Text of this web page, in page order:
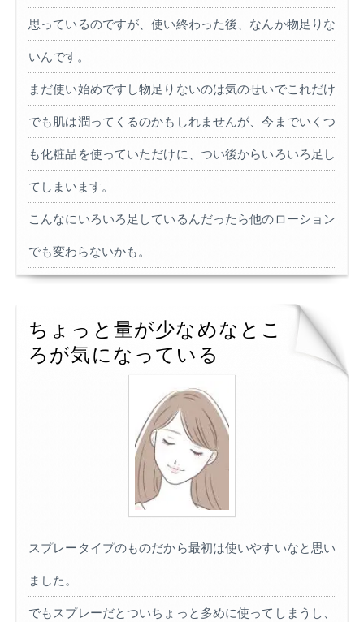
思っているのですが、使い終わった後、なんか物足りな
いんです。
まだ使い始めですし物足りないのは気のせいでこれだけ
でも肌は潤ってくるのかもしれませんが、今までいくつ
も化粧品を使っていただけに、つい後からいろいろ足し
てしまいます。
こんなにいろいろ足しているんだったら他のローション
でも変わらないかも。
ちょっと量が少なめなとこ
ろが気になっている
スプレータイプのものだから最初は使いやすいなと思い
ました。
でもスプレーだとついちょっと多めに使ってしまうし、